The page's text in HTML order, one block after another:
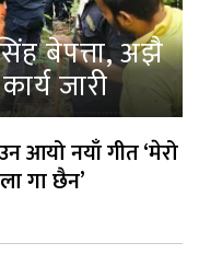
बेपत्ता, अझै
जारी
आयो नयाँ गीत ‘मेरो
गा छैन’